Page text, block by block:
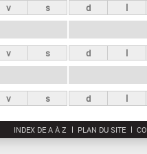
v s d l
v s d l
v s d l
INDEX DE A À Z PLAN DU SITE